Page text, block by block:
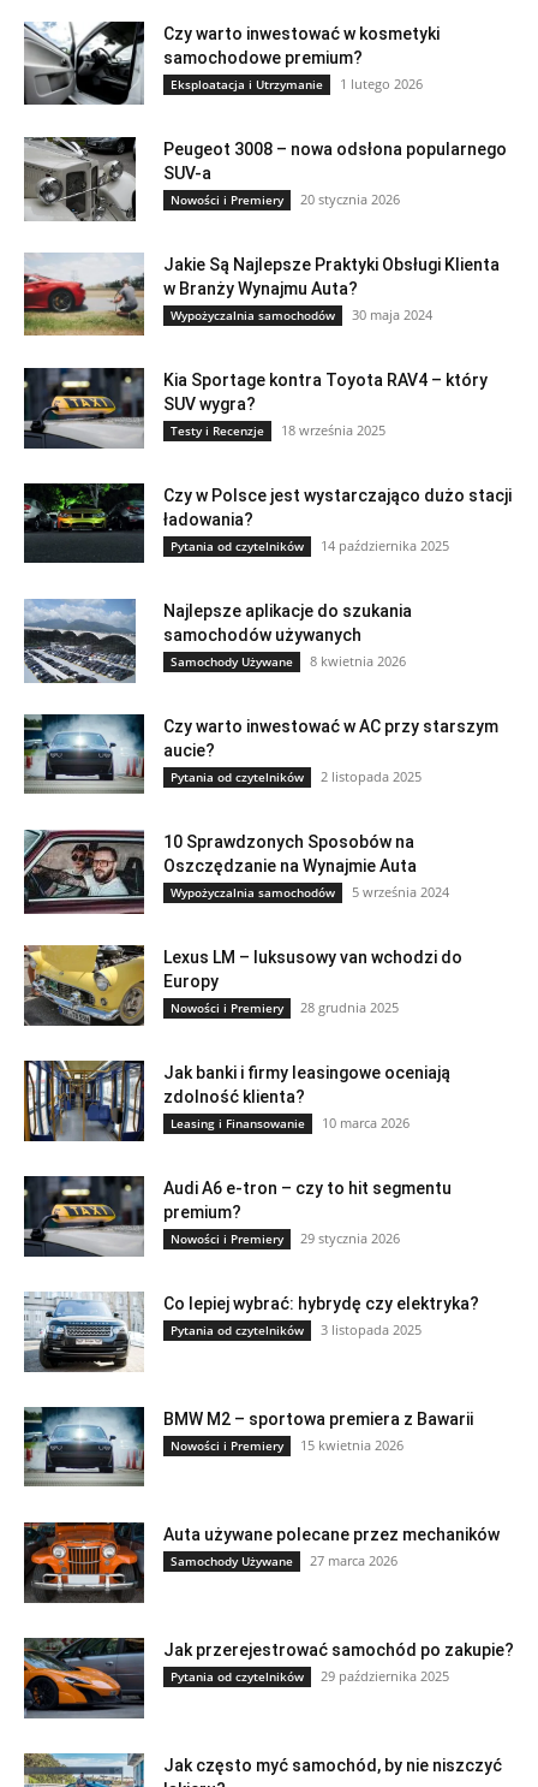
Czy warto inwestować w kosmetyki
samochodowe premium?
Eksploatacja i Utrzymanie 1 lutego 2026
Peugeot 3008 – nowa odsłona popularnego
SUV-a
Nowości i Premiery 20 stycznia 2026
Jakie Są Najlepsze Praktyki Obsługi Klienta
w Branży Wynajmu Auta?
Wypożyczalnia samochodów 30 maja 2024
Kia Sportage kontra Toyota RAV4 – który
SUV wygra?
Testy i Recenzje 18 września 2025
Czy w Polsce jest wystarczająco dużo stacji
ładowania?
Pytania od czytelników 14 października 2025
Najlepsze aplikacje do szukania
samochodów używanych
Samochody Używane 8 kwietnia 2026
Czy warto inwestować w AC przy starszym
aucie?
Pytania od czytelników 2 listopada 2025
10 Sprawdzonych Sposobów na
Oszczędzanie na Wynajmie Auta
Wypożyczalnia samochodów 5 września 2024
Lexus LM – luksusowy van wchodzi do
Europy
Nowości i Premiery 28 grudnia 2025
Jak banki i firmy leasingowe oceniają
zdolność klienta?
Leasing i Finansowanie 10 marca 2026
Audi A6 e-tron – czy to hit segmentu
premium?
Nowości i Premiery 29 stycznia 2026
Co lepiej wybrać: hybrydę czy elektryka?
Pytania od czytelników 3 listopada 2025
BMW M2 – sportowa premiera z Bawarii
Nowości i Premiery 15 kwietnia 2026
Auta używane polecane przez mechaników
Samochody Używane 27 marca 2026
Jak przerejestrować samochód po zakupie?
Pytania od czytelników 29 października 2025
Jak często myć samochód, by nie niszczyć